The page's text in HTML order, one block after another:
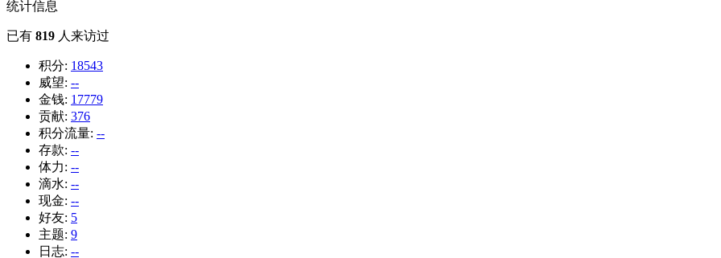
统计信息
已有 819 人来访过
积分: 18543
威望: --
金钱: 17779
贡献: 376
积分流量: --
存款: --
体力: --
滴水: --
现金: --
好友: 5
主题: 9
日志: --